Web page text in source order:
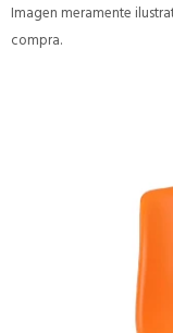
Imagen meramente
compra.